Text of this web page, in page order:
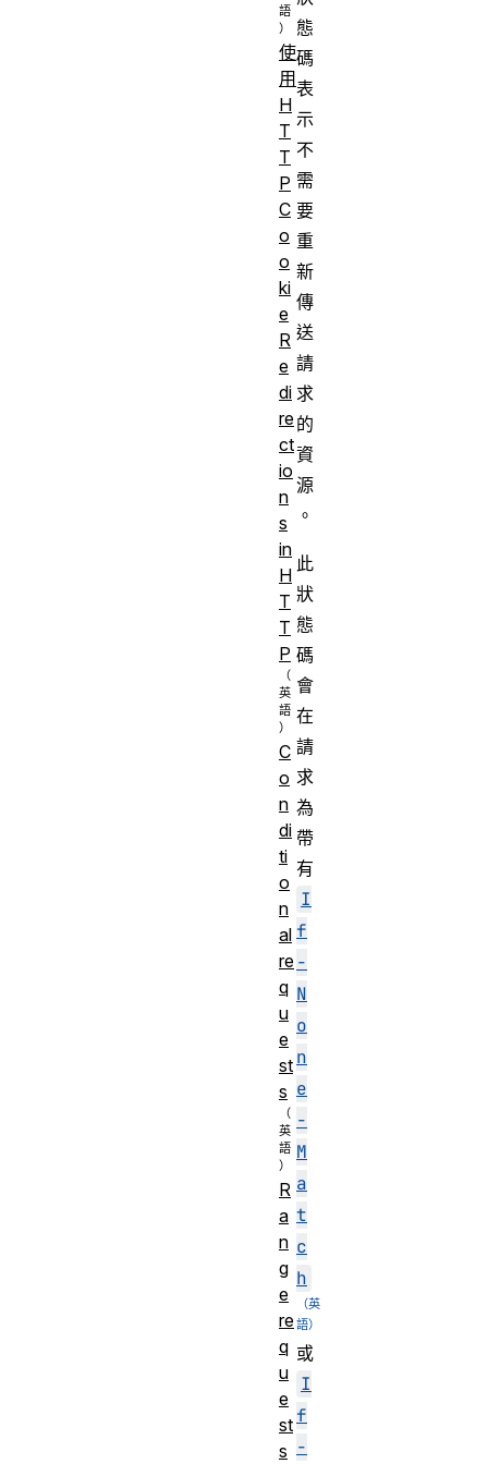
態
碼
表
示
不
需
要
重
新
傳
送
請
求
的
資
源
。
此
狀
態
碼
會
在
請
求
為
帶
有
I
f
-
N
o
n
e
-
M
a
t
c
h
或
I
f
-
使
用
H
T
T
P
C
o
o
ki
e
R
e
di
re
ct
io
n
s
in
H
T
T
P
C
o
n
di
ti
o
n
al
re
q
u
e
st
s
R
a
n
g
e
re
q
u
e
st
s